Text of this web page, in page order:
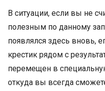
В ситуации, если вы не
полезным по данному
появлялся здесь вновь,
крестик рядом с
перемещен в
откуда вы всегда